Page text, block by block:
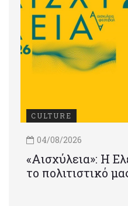
CULTURE
04/08/2026
«Αισχύλεια»: Η
το πολιτιστικό